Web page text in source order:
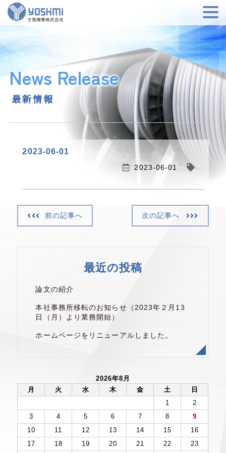
News Release
最新情報
2023-06-01
2023-06-01
前の記事へ 次の記事へ
最近の投稿
論文の紹介
本社事務所移転のお知らせ（2023年２月13
日（月）より業務開始）
ホームページをリニューアルしました。
2026年8月
月
火 水 木 金 土
日
1
2
3
4 5 6 7 8
9
10
11 12 13 14 15
16
17
18 19 20 21 22 23